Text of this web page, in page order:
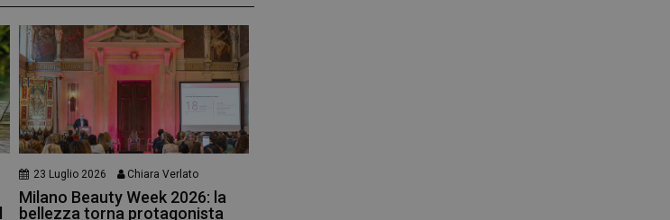
23 Luglio 2026 Chiara Verlato
Milano Beauty Week 2026: la
bellezza torna protagonista